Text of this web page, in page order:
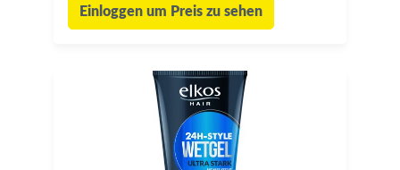
Einloggen um Preis zu sehen